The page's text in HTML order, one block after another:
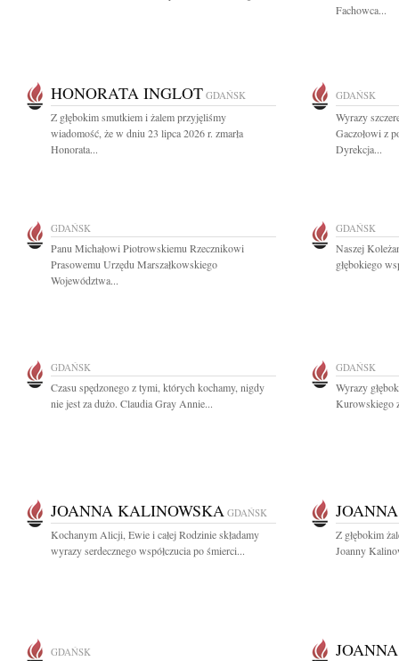
Fachowca...
HONORATA INGLOT GDAŃSK
Z głębokim smutkiem i żalem przyjęliśmy
wiadomość, że w dniu 23 lipca 2026 r. zmarła
Honorata...
GDAŃSK
Wyrazy
Gaczołowi z
Dyrekcja...
GDAŃSK
Panu Michałowi Piotrowskiemu Rzecznikowi
Prasowemu Urzędu Marszałkowskiego
Województwa...
GDAŃSK
Naszej
głębokiego
GDAŃSK
Czasu spędzonego z tymi, których kochamy, nigdy
nie jest za dużo. Claudia Gray Annie...
GDAŃSK
Wyrazy
Kurowskiego
JOANNA KALINOWSKA GDAŃSK
Kochanym Alicji, Ewie i całej Rodzinie składamy
wyrazy serdecznego współczucia po śmierci...
Z głębokim
Joanny
GDAŃSK